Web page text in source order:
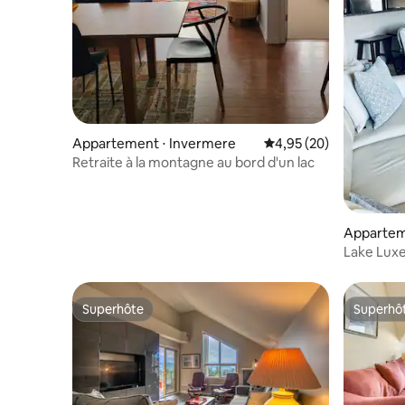
Appartement ⋅ Invermere Évaluation moyenne
4,95 (20)
Retraite à la montagne au bord d'un lac
Lake
Superhôte
Superhôte